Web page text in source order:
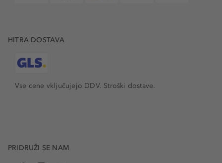
HITRA DOSTAVA
Vse cene vključujejo DDV. Stroški dostave.
PRIDRUŽI SE NAM